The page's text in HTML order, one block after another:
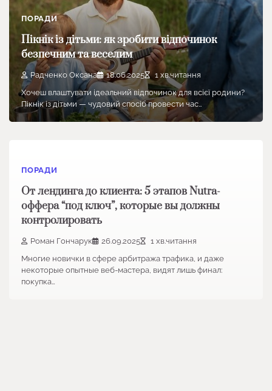
ПОРАДИ
Пікнік із дітьми: як зробити відпочинок
безпечним та веселим
Радченко Оксана 18.06.2025
1 хв.читання
Хочеш влаштувати ідеальний відпочинок для всієї родини?
Пікнік із дітьми — чудовий спосіб провести час…
ПОРАДИ
От лендинга до клиента: 5 этапов Nutra-
оффера “под ключ”, которые вы должны
контролировать
Роман Гончарук 26.09.2025
1 хв.читання
Многие новички в сфере арбитража трафика, и даже
некоторые опытные веб-мастера, видят лишь финал:
покупка…